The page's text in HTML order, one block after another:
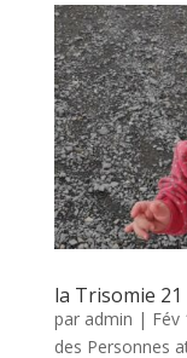
la Trisomie 21
par admin | Fév
des Personnes